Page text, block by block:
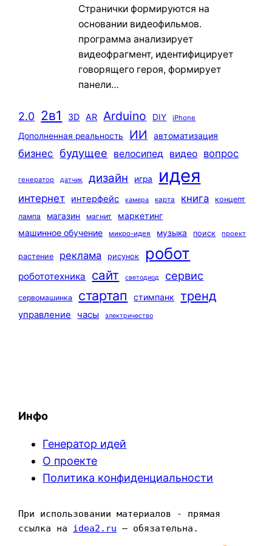
Странички формируются на
основании видеофильмов.
программа анализирует
видеофрагмент, идентифицирует
говорящего героя, формирует
панели…
2.0 2в1 3D AR Arduino DIY iPhone
Дополненная реальность ИИ автоматизация
бизнес будущее велосипед видео вопрос
генератор датчик дизайн игра идея
интернет интерфейс камера карта книга
концепт
лампа
магазин магнит
маркетинг
машинное обучение
микро-идея музыка поиск проект
растение реклама рисунок робот
робототехника сайт светодиод сервис
сервомашинка стартап стимпанк тренд
управление часы электричество
Инфо
Генератор идей
О проекте
Политика конфиденциальности
При использовании материалов - прямая
ссылка на idea2.ru — обязательна.